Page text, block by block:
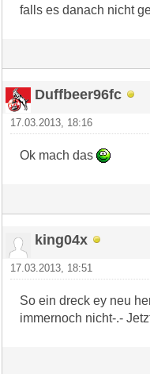
falls es danach nicht
Duffbeer96fc
17.03.2013, 18:16
Ok mach das
king04x
17.03.2013, 18:51
So ein dreck ey neu
immernoch nicht-.-